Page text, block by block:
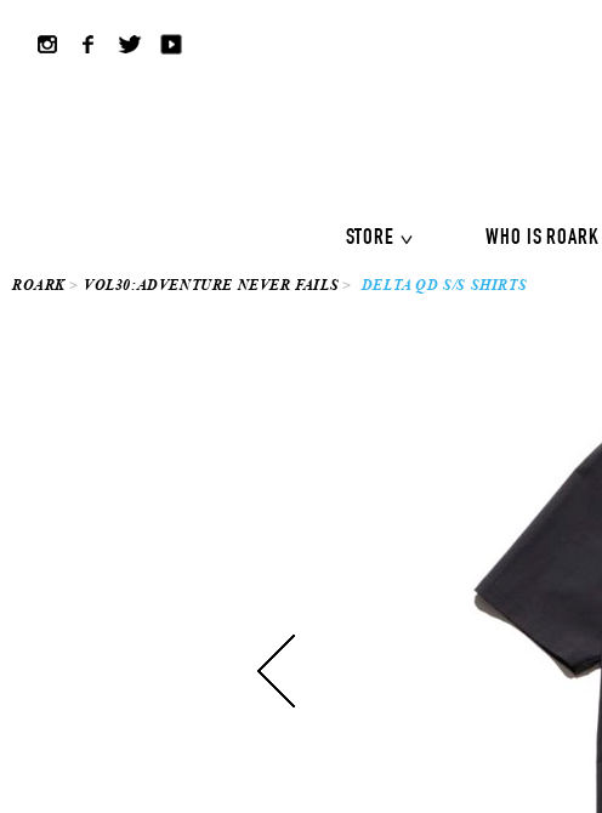
STORE
ALL COLLECTION
WHO IS ROARK
ROARK VOL30:ADVENTURE NEVER FAILS DELTA QD S/S SHIRTS